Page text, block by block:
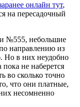
онлайн тут,
на пересадочный
№555, небольшие
направлению из
Но в них неудобно
не наберется
во сколько точно
что они платные,
несомненно